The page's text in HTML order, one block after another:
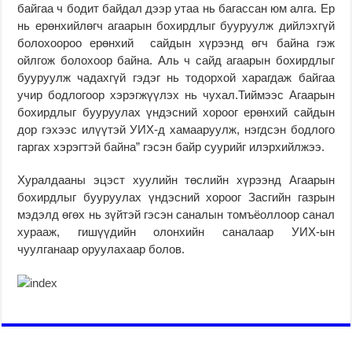
байгаа ч бодит байдал дээр утаа нь багассан юм алга. Ер
нь ерөнхийлөгч агаарын бохирдлыг бууруулж дийлэхгүй
болохоороо ерөнхий сайдын хүрээнд өгч байна гэж
ойлгож болохоор байна. Аль ч сайд агаарын бохирдлыг
бууруулж чадахгүй гэдэг нь тодорхой харагдаж байгаа
учир бодлогоор хэрэгжүүлэх нь чухал.Тиймээс Агаарын
бохирдлыг бууруулах үндэсний хороог ерөнхий сайдын
дор гэхээс илүүтэй УИХ-д хамааруулж, нэгдсэн бодлого
гаргах хэрэгтэй байна” гэсэн байр суурийг илэрхийлжээ.
Хуралдааны эцэст хуулийн төслийн хүрээнд Агаарын
бохирдлыг бууруулах үндэсний хороог Засгийн газрын
мэдэлд өгөх нь зүйтэй гэсэн саналын томъёоллоор санал
хурааж, гишүүдийн олонхийн саналаар УИХ-ын
чуулганаар оруулахаар болов.